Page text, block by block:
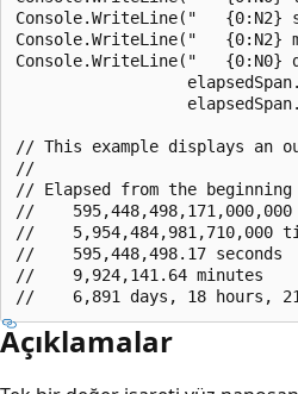
Console.WriteLine("   {0:N2}
Console.WriteLine("   {0:N2}
Console.WriteLine("
// This example displays an
//
// Elapsed from the beginning
//    595,448,498,171,000,000
//    5,954,484,981,710,000
//    595,448,498.17 seconds
//    9,924,141.64 minutes
Açıklamalar